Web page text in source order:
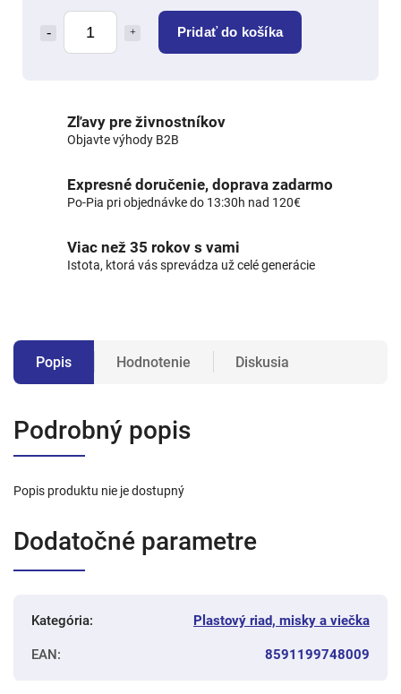
Pridať do košíka
Zľavy pre živnostníkov
Objavte výhody B2B
Expresné doručenie, doprava zadarmo
Po-Pia pri objednávke do 13:30h nad 120€
Viac než 35 rokov s vami
Istota, ktorá vás sprevádza už celé generácie
Popis Hodnotenie Diskusia
Podrobný popis
Popis produktu nie je dostupný
Dodatočné parametre
Kategória: Plastový riad, misky a viečka
EAN: 8591199748009